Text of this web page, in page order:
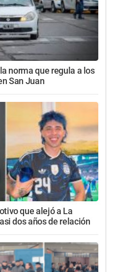
norma que regula a los
San Juan
que alejó a La
dos años de relación